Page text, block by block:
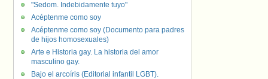
"Sedom. Indebidamente tuyo"
Acéptenme como soy
Acéptenme como soy (Documento para padres
de hijos homosexuales)
Arte e Historia gay. La historia del amor
masculino gay.
Bajo el arcoíris (Editorial infantil LGBT).